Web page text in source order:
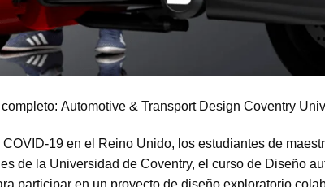
Automotive & Transport Design Coventry
19 en el Reino Unido, los estudiantes de
de la Universidad de Coventry, el curso de Diseño
participar en un proyecto de diseño exploratorio